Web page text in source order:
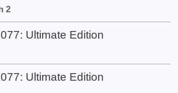
2
Ultimate Edition
Ultimate Edition